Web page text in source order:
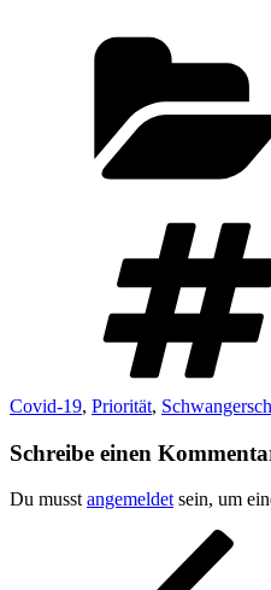
Covid-19, Priorität,
Schreibe einen
Du musst angemeldet sein, um
Beitragsnavigation